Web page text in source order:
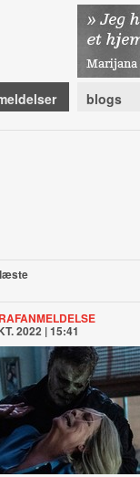
blogs
2022 | 15:41